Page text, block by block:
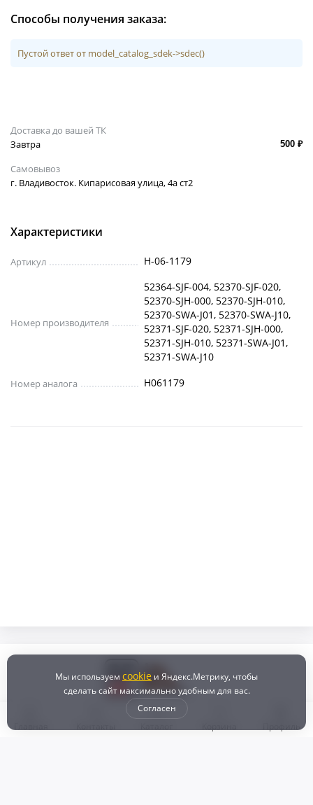
Способы получения заказа:
Пустой ответ от model_catalog_sdek->sdec()
Доставка до вашей ТК
Завтра
500 ₽
Самовывоз
г. Владивосток. Кипарисовая улица, 4а ст2
Характеристики
Артикул H-06-1179
Номер производителя
52364-SJF-004, 52370-SJF-020,
52370-SJH-000, 52370-SJH-010,
52370-SWA-J01, 52370-SWA-J10,
52371-SJF-020, 52371-SJH-000,
52371-SJH-010, 52371-SWA-J01,
52371-SWA-J10
Номер аналога H061179
Мы используем cookie и Яндекс.Метрику, чтобы
сделать сайт максимально удобным для вас.
Согласен